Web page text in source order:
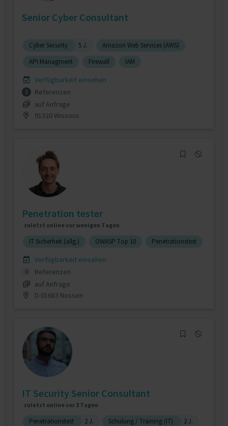
Senior Cyber Consultant
Cyber Security 5 J.
Amazon Web Services (AWS)
API Managment
Firewall IAM
Verfügbarkeit einsehen
3
Referenzen
auf Anfrage
91320 Wissous
Penetration tester
zuletzt online vor wenigen Tagen
IT Sicherheit (allg.) OWASP Top 10 Penetrationstest
Verfügbarkeit einsehen
0
Referenzen
auf Anfrage
D-01683 Nossen
IT Security Senior Consultant
zuletzt online vor 3 Tagen
Penetrationstest 2 J. Schulung / Training (IT)
2 J.